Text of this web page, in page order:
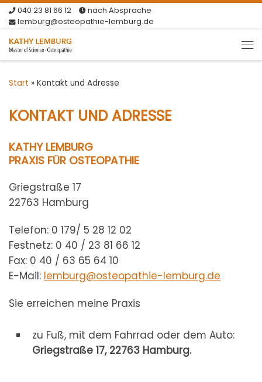
Zum Inhalt springen
040 23 81 66 12
nach Absprache
lemburg@osteopathie-lemburg.de
Start » Kontakt und Adresse
KONTAKT UND ADRESSE
KATHY LEMBURG
PRAXIS FÜR OSTEOPATHIE
Griegstraße 17
22763 Hamburg
Telefon: 0 179/ 5 28 12 02
Festnetz: 0 40 / 23 81 66 12
Fax: 0 40 / 63 65 64 10
E-Mail: lemburg@osteopathie-lemburg.de
Sie erreichen meine Praxis
zu Fuß, mit dem Fahrrad oder dem Auto:
Griegstraße 17, 22763 Hamburg.